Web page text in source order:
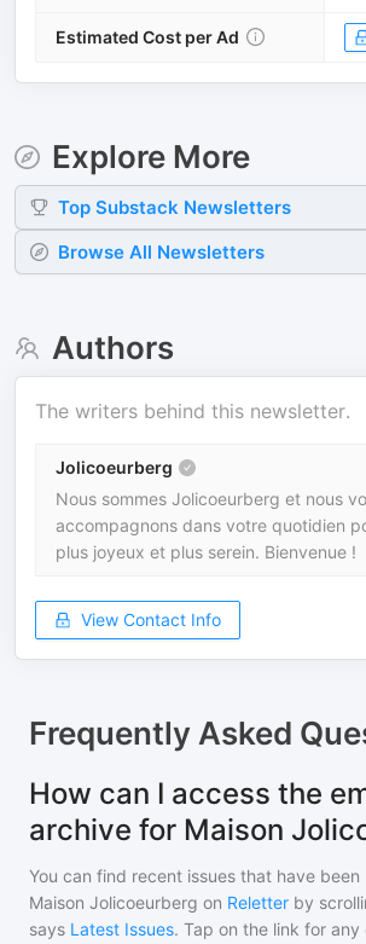
Estimated Cost per Ad
Explore More
Top Substack Newsletters
Browse All Newsletters
Authors
The writers behind this newsletter.
Jolicoeurberg
Nous sommes Jolicoeurberg et nous
accompagnons dans votre quotidien
plus joyeux et plus serein. Bienvenue !
View Contact Info
Frequently Asked
How can I access the
archive for Maison
You can find recent issues that have
Maison Jolicoeurberg on Reletter by
says Latest Issues. Tap on the link for